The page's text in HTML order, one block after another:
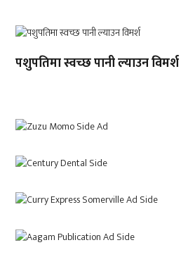
पशुपतिमा स्वच्छ पानी ल्याउन विमर्श